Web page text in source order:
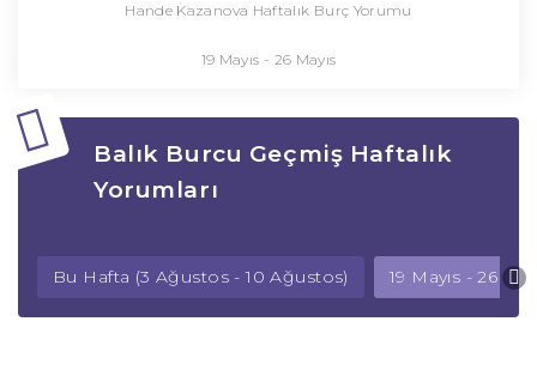
Hande Kazanova Haftalık Burç Yorumu
19 Mayıs - 26 Mayıs
Balık Burcu Geçmiş Haftalık
Yorumları
Bu Hafta (3 Ağustos - 10 Ağustos) 19 Mayıs - 26